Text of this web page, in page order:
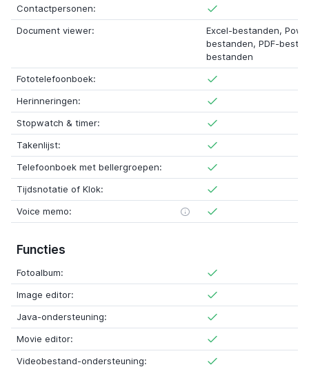
Contactpersonen:
Document viewer:
Excel-bestanden,
bestanden, PDF-
bestanden
Fototelefoonboek:
Herinneringen:
Stopwatch & timer:
Takenlijst:
Telefoonboek met bellergroepen:
Tijdsnotatie of Klok:
Voice memo:
Functies
Fotoalbum:
Image editor:
Java-ondersteuning:
Movie editor:
Videobestand-ondersteuning: